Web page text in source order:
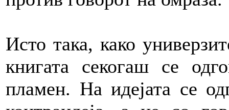
Исто така, како
книгата секогаш се
пламен. На идејата се